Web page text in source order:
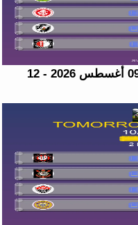
جدول ومواعيد مباريات اليوم الأحد 09 أغسطس 2026 - 12